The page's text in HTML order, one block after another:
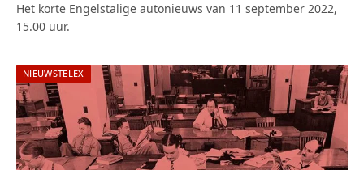
Het korte Engelstalige autonieuws van 11 september 2022,
15.00 uur.
NIEUWSTELEX